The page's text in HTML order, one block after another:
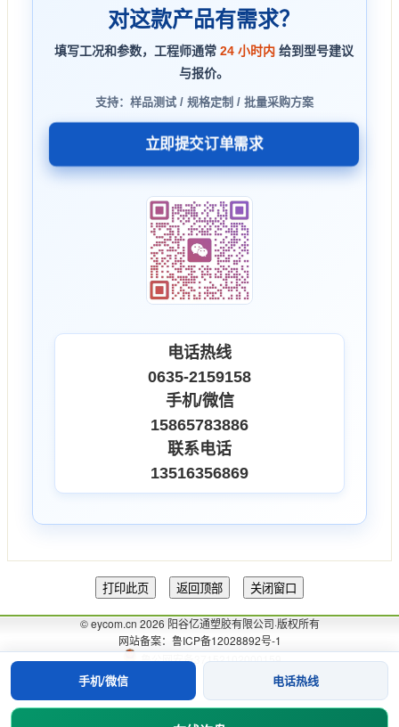
对这款产品有需求？
填写工况和参数，工程师通常 24 小时内 给到型号建议
与报价。
支持：样品测试 / 规格定制 / 批量采购方案
立即提交订单需求
电话热线
0635-2159158
手机/微信
15865783886
联系电话
13516356869
手机/微信 电话热线
© eycom.cn 2026 阳谷亿通塑胶有限公司·版权所有
网站备案：鲁ICP备12028892号-1
鲁公网安备37152102000159